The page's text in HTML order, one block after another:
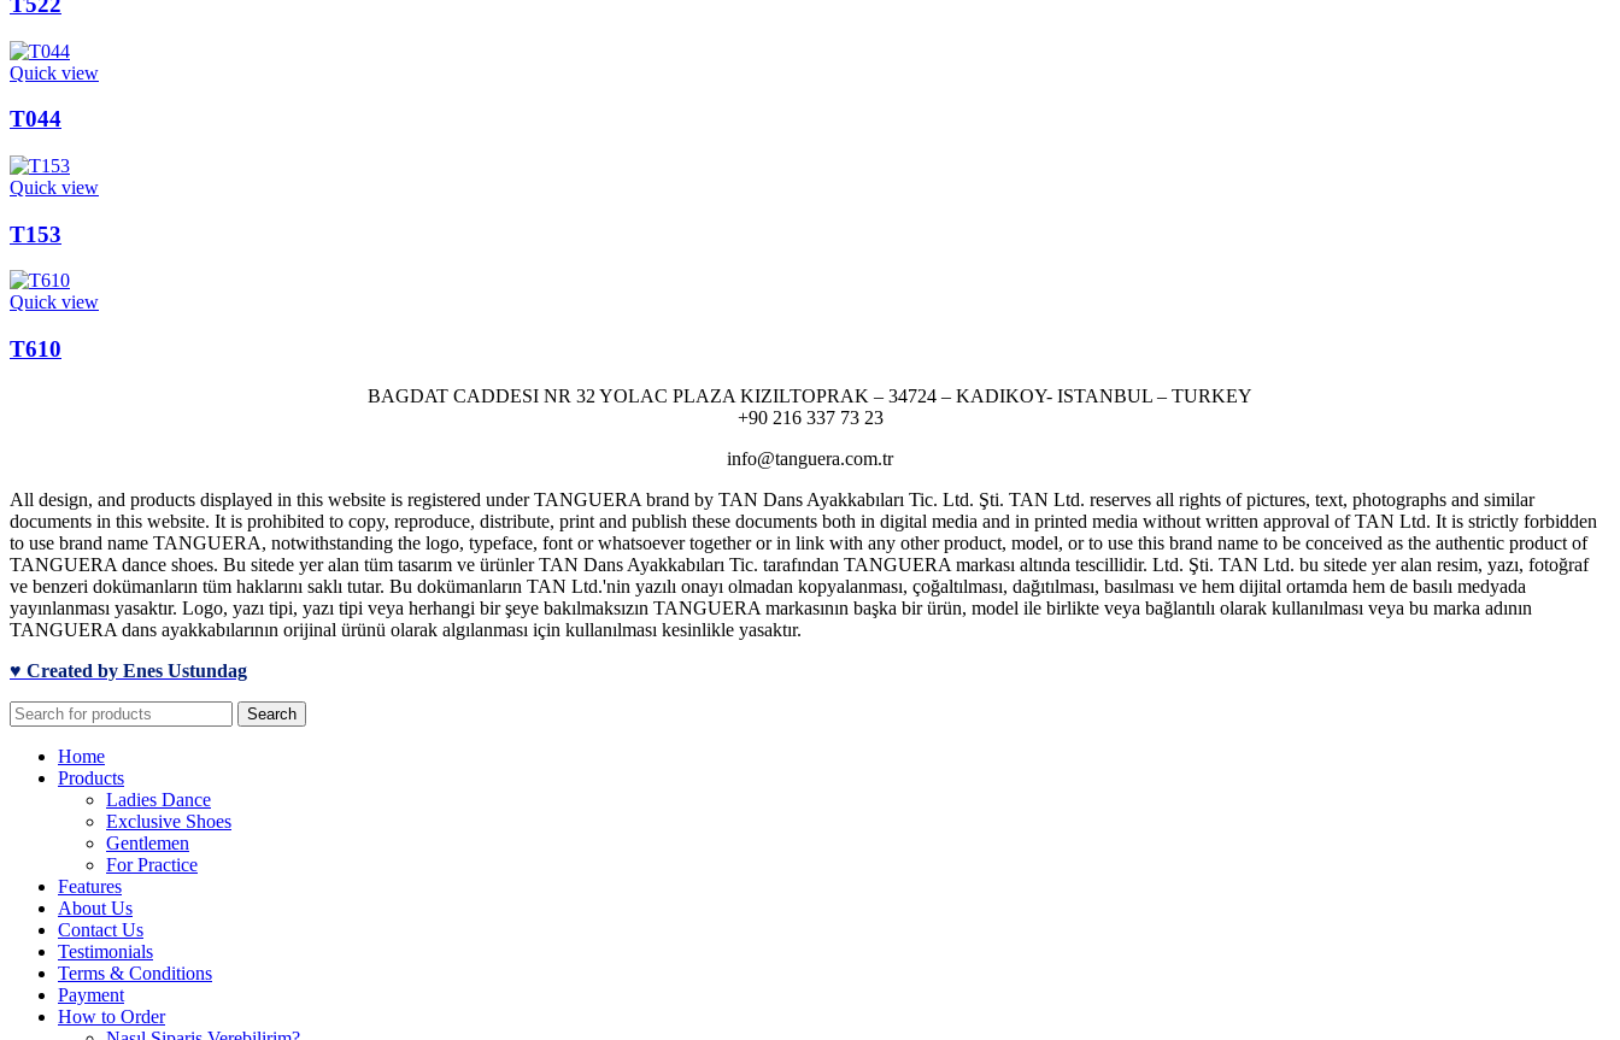
Quick view
T044
Quick view
T153
Quick view
T610
BAGDAT CADDESI NR 32 YOLAC PLAZA KIZILTOPRAK – 34724 – KADIKOY- ISTANBUL – TURKEY
+90 216 337 73 23
info@tanguera.com.tr
All design, and products displayed in this website is registered under TANGUERA brand by TAN Dans Ayakkabıları Tic. Ltd. Şti. TAN Ltd. reserves all rights of pictures, text, photographs and similar
documents in this website. It is prohibited to copy, reproduce, distribute, print and publish these documents both in digital media and in printed media without written approval of TAN Ltd. It is strictly forbidden
to use brand name TANGUERA, notwithstanding the logo, typeface, font or whatsoever together or in link with any other product, model, or to use this brand name to be conceived as the authentic product of
TANGUERA dance shoes. Bu sitede yer alan tüm tasarım ve ürünler TAN Dans Ayakkabıları Tic. tarafından TANGUERA markası altında tescillidir. Ltd. Şti. TAN Ltd. bu sitede yer alan resim, yazı, fotoğraf
ve benzeri dokümanların tüm haklarını saklı tutar. Bu dokümanların TAN Ltd.'nin yazılı onayı olmadan kopyalanması, çoğaltılması, dağıtılması, basılması ve hem dijital ortamda hem de basılı medyada
yayınlanması yasaktır. Logo, yazı tipi, yazı tipi veya herhangi bir şeye bakılmaksızın TANGUERA markasının başka bir ürün, model ile birlikte veya bağlantılı olarak kullanılması veya bu marka adının
TANGUERA dans ayakkabılarının orijinal ürünü olarak algılanması için kullanılması kesinlikle yasaktır.
♥ Created by Enes Ustundag
Search
Home
Products
Ladies Dance
Exclusive Shoes
Gentlemen
For Practice
Features
About Us
Contact Us
Testimonials
Terms & Conditions
Payment
How to Order